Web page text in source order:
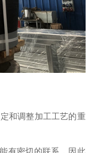
和调整加工工艺的重
有密切的联系，因此